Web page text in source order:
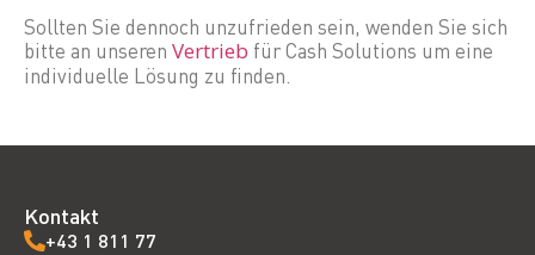
Sollten Sie dennoch unzufrieden sein, wenden Sie sich
bitte an unseren Vertrieb für Cash Solutions um eine
individuelle Lösung zu finden.
Kontakt
+43 1 811 77